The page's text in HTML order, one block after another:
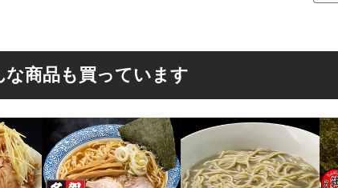
商品も買っています